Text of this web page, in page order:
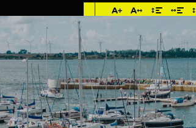
Imieniny: Sława,
Jakub, Stefan
MIESZKANIEC
- Swiatowy Dzień Zdrowia